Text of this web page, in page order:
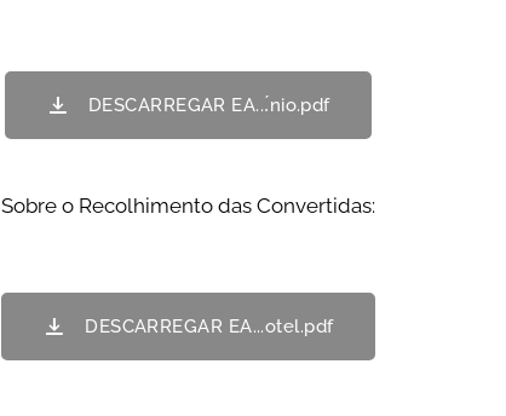
DESCARREGAR EA...́nio.pdf
Sobre o Recolhimento das Convertidas:
DESCARREGAR EA...otel.pdf